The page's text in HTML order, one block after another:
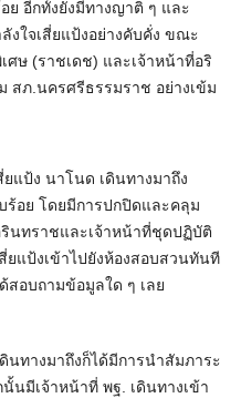
ย อีกทั้งยังมีทางญาติ ๆ และ
งใจเสี่ยแป้งอย่างคับคั่ง ขณะ
ศษ (ราชเดช) และเจ้าหน้าที่อริ
สภ.นครศรีธรรมราช อย่างเข้ม
แป้ง นาโนด เดินทางมาถึง
ร้อย โดยมีการปกปิดและคลุม
รินทราชและเจ้าหน้าที่ชุดปฏิบัติ
ยแป้งเข้าไปยังห้องสอบสวนทันที
อบถามข้อมูลใด ๆ เลย
นทางมาถึงก็ได้มีการนำสัมภาระ
นมีเจ้าหน้าที่ พฐ. เดินทางเข้า